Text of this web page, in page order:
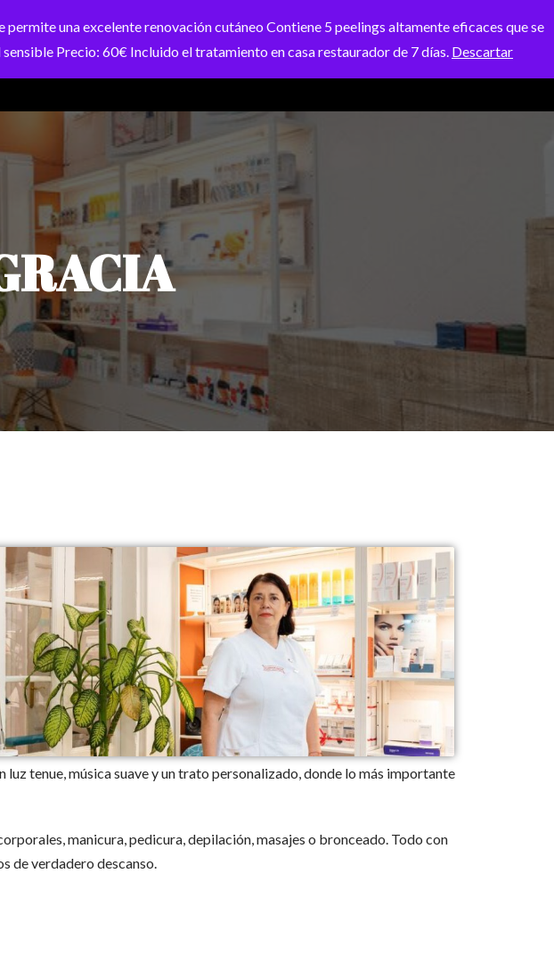
TRATAMIENTOS TIENDA BLOG CONTACTO CARRITO
tenue, música suave y un trato personalizado, donde lo más importante
manicura, pedicura, depilación, masajes o bronceado. Todo con
de verdadero descanso.
una excelente renovación cutáneo Contiene 5 peelings altamente eficaces que se
Precio: 60€ Incluido el tratamiento en casa restaurador de 7 días. Descartar